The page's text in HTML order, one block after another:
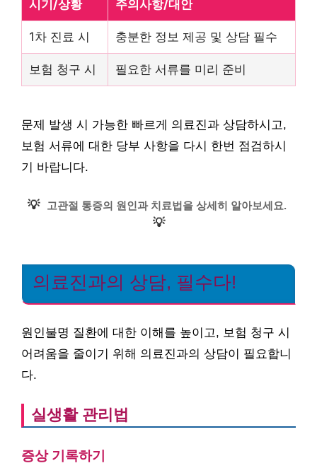
시기/상황 주의사항/대안
1차 진료 시 충분한 정보 제공 및 상담 필수
보험 청구 시 필요한 서류를 미리 준비
문제 발생 시 가능한 빠르게 의료진과 상담하시고,
보험 서류에 대한 당부 사항을 다시 한번 점검하시
기 바랍니다.
💡 고관절 통증의 원인과 치료법을 상세히 알아보세요.
💡
의료진과의 상담, 필수다!
원인불명 질환에 대한 이해를 높이고, 보험 청구 시
어려움을 줄이기 위해 의료진과의 상담이 필요합니
다.
실생활 관리법
증상 기록하기